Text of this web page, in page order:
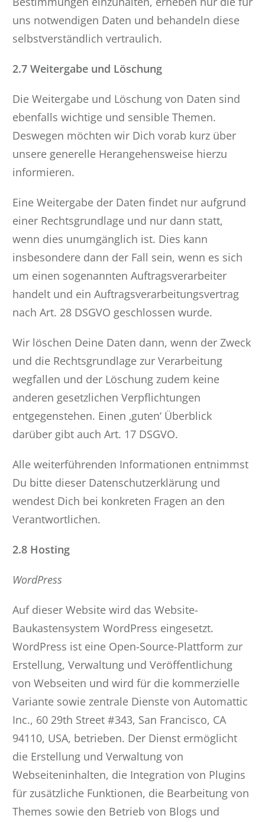
uns notwendigen Daten und behandeln diese
selbstverständlich vertraulich.
2.7 Weitergabe und Löschung
Die Weitergabe und Löschung von Daten sind
ebenfalls wichtige und sensible Themen.
Deswegen möchten wir Dich vorab kurz über
unsere generelle Herangehensweise hierzu
informieren.
Eine Weitergabe der Daten findet nur aufgrund
einer Rechtsgrundlage und nur dann statt,
wenn dies unumgänglich ist. Dies kann
insbesondere dann der Fall sein, wenn es sich
um einen sogenannten Auftragsverarbeiter
handelt und ein Auftragsverarbeitungsvertrag
nach Art. 28 DSGVO geschlossen wurde.
Wir löschen Deine Daten dann, wenn der Zweck
und die Rechtsgrundlage zur Verarbeitung
wegfallen und der Löschung zudem keine
anderen gesetzlichen Verpflichtungen
entgegenstehen. Einen ‚guten‘ Überblick
darüber gibt auch Art. 17 DSGVO.
Alle weiterführenden Informationen entnimmst
Du bitte dieser Datenschutzerklärung und
wendest Dich bei konkreten Fragen an den
Verantwortlichen.
2.8 Hosting
WordPress
Auf dieser Website wird das Website-
Baukastensystem WordPress eingesetzt.
WordPress ist eine Open-Source-Plattform zur
Erstellung, Verwaltung und Veröffentlichung
von Webseiten und wird für die kommerzielle
Variante sowie zentrale Dienste von Automattic
Inc., 60 29th Street #343, San Francisco, CA
94110, USA, betrieben. Der Dienst ermöglicht
die Erstellung und Verwaltung von
Webseiteninhalten, die Integration von Plugins
für zusätzliche Funktionen, die Bearbeitung von
Themes sowie den Betrieb von Blogs und